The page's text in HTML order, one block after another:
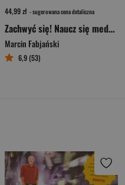
44,99 zł - sugerowana cena detaliczna
Zachwyć się! Naucz się medytować od wielkich filozofów
Marcin Fabjański
6,9 (53)